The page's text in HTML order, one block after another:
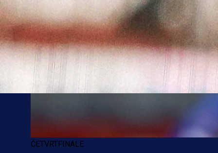
ČETVRTFINALE